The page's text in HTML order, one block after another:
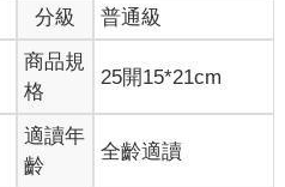
分級 普通級
商品規
格
25開15*21cm
適讀年
齡
全齡適讀